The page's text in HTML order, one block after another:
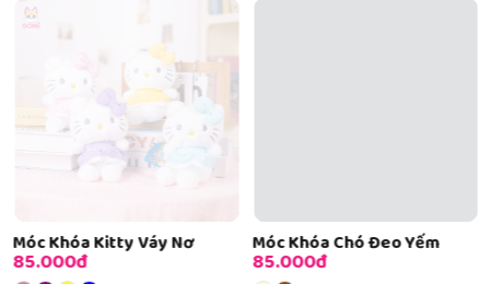
Móc Khóa Kitty Váy Nơ
85.000đ
Móc Khóa Chó Đeo Yếm
85.000đ